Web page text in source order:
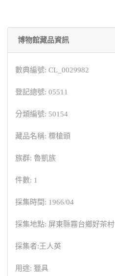
博物館藏品資訊
數典編號: CL_0029982
登記總號: 05511
分類編號: 50154
藏品名稱: 標槍頭
族群: 魯凱族
件數: 1
採集時間: 1966/04
採集地點: 屏東縣霧台鄉好茶村
採集者:王人英
用途: 獵具